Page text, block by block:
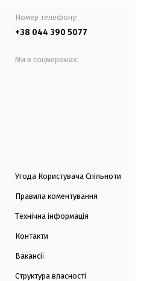
Номер телефону:
+38 044 390 5077
Ми в соцмережах:
Угода Користувача Спільноти
Правила коментування
Технічна інформація
Контакти
Вакансії
Структура власності